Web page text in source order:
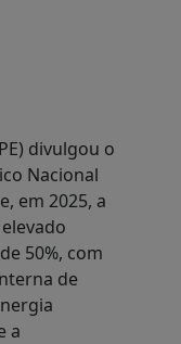
divulgou o
Nacional
em 2025, a
50%, com
de
a